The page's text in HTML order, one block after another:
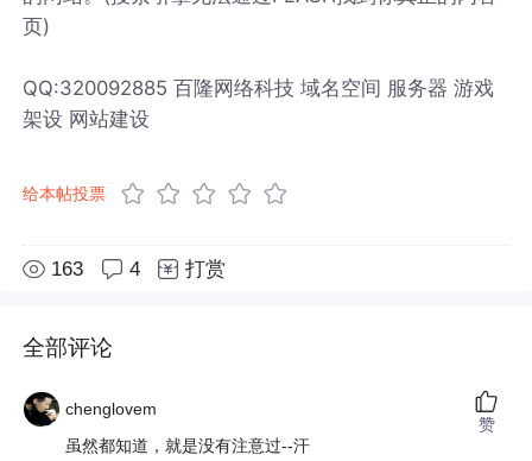
页)
QQ:320092885 百隆网络科技 域名空间 服务器 游戏
架设 网站建设
给本帖投票
163 4 打赏
全部评论
chenglovem
虽然都知道，就是没有注意过--汗
赞